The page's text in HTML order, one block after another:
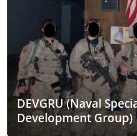
DEVGRU (Naval
Development Group)